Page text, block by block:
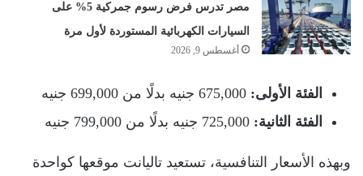
مصر تدرس فرض رسوم جمركية 5% على
السيارات الكهربائية المستوردة لأول مرة
أغسطس 9, 2026
الفئة الأولى:
الفئة الثانية:
وبهذه الأسعار التنافسية، تستعيد تاليانت موقعها كواحدة